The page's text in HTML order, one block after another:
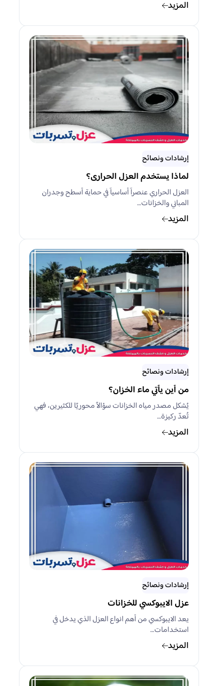
المزيد
إرشادات ونصائح
لماذا يستخدم العزل الحرارى؟
العزل الحراري عنصراً أساسياً في حماية أسطح وجدران
المباني والخزانات…
المزيد
إرشادات ونصائح
من أين يأتي ماء الخزان؟
يُشكل مصدر مياه الخزانات سؤالاً محوريًا للكثيرين، فهي
تُعدّ ركيزة…
المزيد
إرشادات ونصائح
عزل الايبوكسي للخزانات
يعد الايبوكسي من أهم انواع العزل الذي يدخل في
استخدامات…
المزيد